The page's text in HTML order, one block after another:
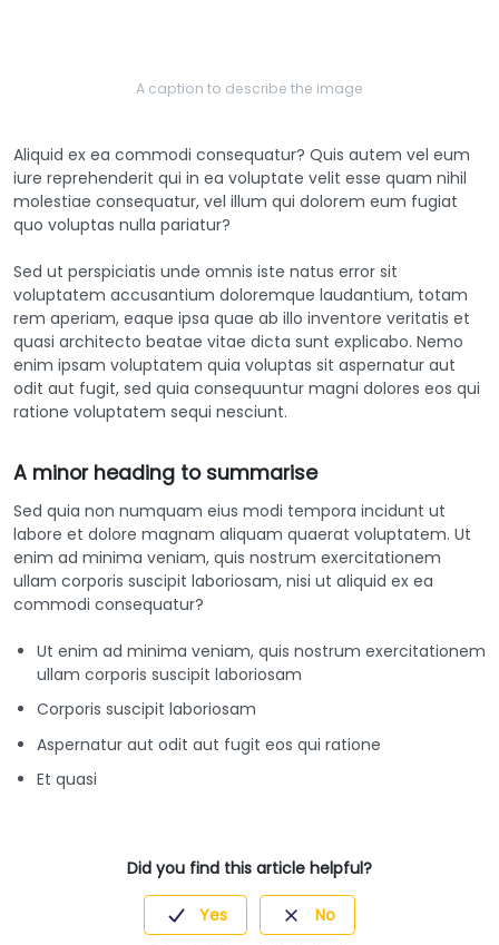
A caption to describe the image
Aliquid ex ea commodi consequatur? Quis autem vel eum
iure reprehenderit qui in ea voluptate velit esse quam nihil
molestiae consequatur, vel illum qui dolorem eum fugiat
quo voluptas nulla pariatur?
Sed ut perspiciatis unde omnis iste natus error sit
voluptatem accusantium doloremque laudantium, totam
rem aperiam, eaque ipsa quae ab illo inventore veritatis et
quasi architecto beatae vitae dicta sunt explicabo. Nemo
enim ipsam voluptatem quia voluptas sit aspernatur aut
odit aut fugit, sed quia consequuntur magni dolores eos qui
ratione voluptatem sequi nesciunt.
A minor heading to summarise
Sed quia non numquam eius modi tempora incidunt ut
labore et dolore magnam aliquam quaerat voluptatem. Ut
enim ad minima veniam, quis nostrum exercitationem
ullam corporis suscipit laboriosam, nisi ut aliquid ex ea
commodi consequatur?
Ut enim ad minima veniam, quis nostrum exercitationem
ullam corporis suscipit laboriosam
Corporis suscipit laboriosam
Aspernatur aut odit aut fugit eos qui ratione
Et quasi
Did you find this article helpful?
Yes No